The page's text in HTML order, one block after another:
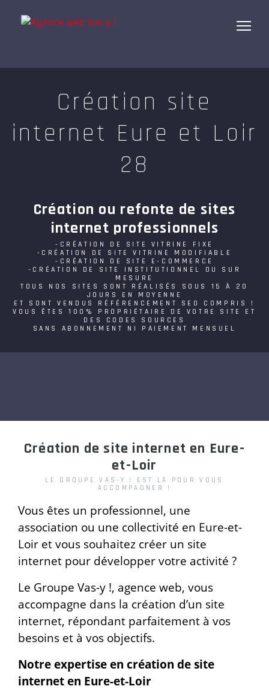
Création site
internet Eure et Loir
28
Création ou refonte de sites
internet professionnels
-CRÉATION DE SITE VITRINE FIXE
-CRÉATION DE SITE VITRINE MODIFIABLE
-CRÉATION DE SITE E-COMMERCE
-CRÉATION DE SITE INSTITUTIONNEL OU SUR
MESURE
TOUS NOS SITES SONT RÉALISÉS SOUS 15 À 20
JOURS EN MOYENNE
ET SONT VENDUS RÉFÉRENCEMENT SEO COMPRIS !
VOUS ÊTES 100% PROPRIÉTAIRE DE VOTRE SITE ET
DES CODES SOURCES
SANS ABONNEMENT NI PAIEMENT MENSUEL
Création de site internet en Eure-
et-Loir
LE GROUPE VAS-Y ! EST LÀ POUR VOUS
ACCOMPAGNER !
Vous êtes un professionnel, une
association ou une collectivité en Eure-et-
Loir et vous souhaitez créer un site
internet pour développer votre activité ?
Le Groupe Vas-y !, agence web, vous
accompagne dans la création d’un site
internet, répondant parfaitement à vos
besoins et à vos objectifs.
Notre expertise en création de site
internet en Eure-et-Loir